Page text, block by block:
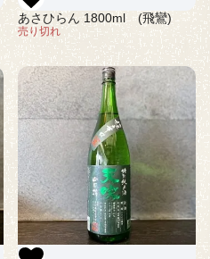
あさひらん 1800ml (飛鸞)
売り切れ